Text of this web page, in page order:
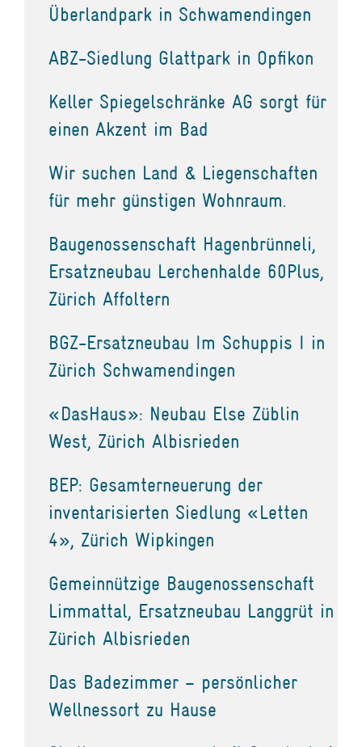
Überlandpark in Schwamendingen
ABZ-Siedlung Glattpark in Opfikon
Keller Spiegelschränke AG sorgt für
einen Akzent im Bad
Wir suchen Land & Liegenschaften
für mehr günstigen Wohnraum.
Baugenossenschaft Hagenbrünneli,
Ersatzneubau Lerchenhalde 60Plus,
Zürich Affoltern
BGZ-Ersatzneubau Im Schuppis I in
Zürich Schwamendingen
«DasHaus»: Neubau Else Züblin
West, Zürich Albisrieden
BEP: Gesamterneuerung der
inventarisierten Siedlung «Letten
4», Zürich Wipkingen
Gemeinnützige Baugenossenschaft
Limmattal, Ersatzneubau Langgrüt in
Zürich Albisrieden
Das Badezimmer – persönlicher
Wellnessort zu Hause